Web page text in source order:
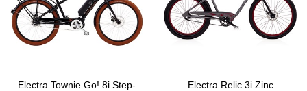
Electra Townie Go! 8i Step-
Electra Relic 3i Zinc